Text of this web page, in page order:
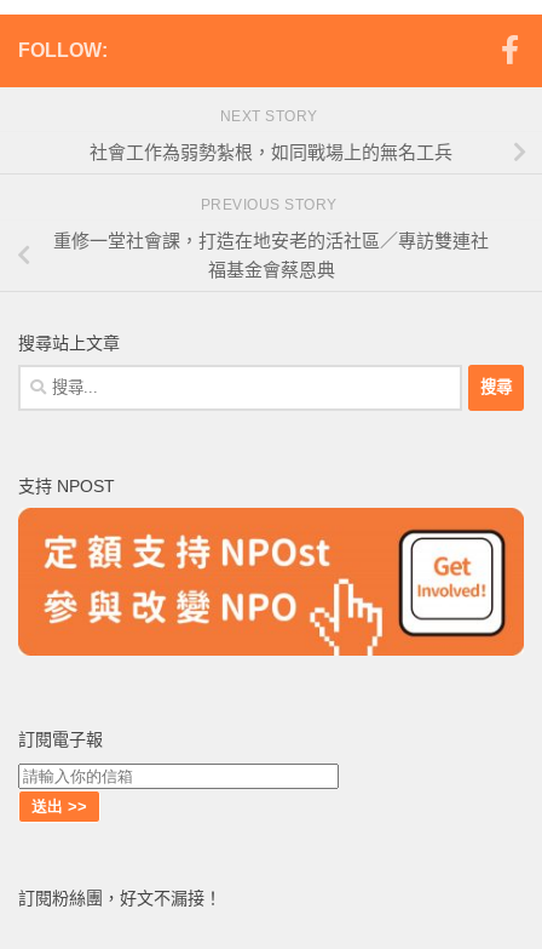
FOLLOW:
NEXT STORY
社會工作為弱勢紮根，如同戰場上的無名工兵
PREVIOUS STORY
重修一堂社會課，打造在地安老的活社區／專訪雙連社
福基金會蔡恩典
搜尋站上文章
搜
尋
字:
支持 NPOST
訂閱電子報
訂閱粉絲團，好文不漏接！